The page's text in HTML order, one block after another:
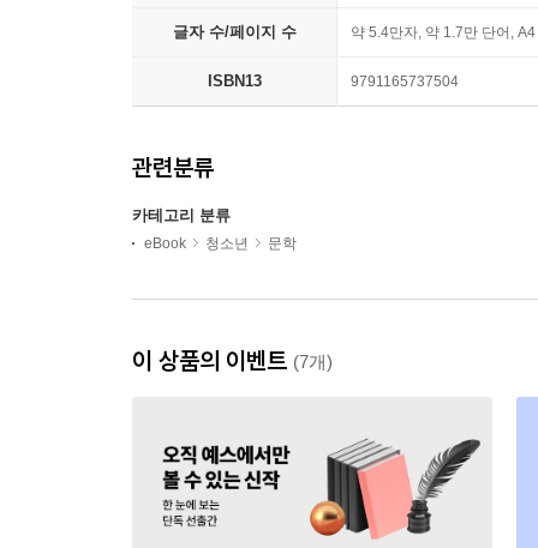
글자 수/페이지 수 약 5.4만자, 약 1.7만 단어,
ISBN13 9791165737504
관련분류
카테고리 분류
eBook 청소년 문학
이 상품의 이벤트 (7개)